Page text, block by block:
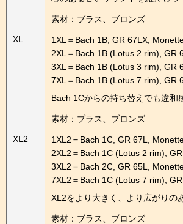
XL
素材：ブラス、ブロンズ
1XL＝Bach 1B, GR 67LX,
2XL＝Bach 1B (Lotus 2 rim), GR
3XL＝Bach 1B (Lotus 3 rim), GR
7XL＝Bach 1B (Lotus 7 rim), GR
XL2
Bach 1Cからの持ち替えでも違和
素材：ブラス、ブロンズ
1XL2＝Bach 1C, GR 67L,
2XL2＝Bach 1C (Lotus 2 rim),
3XL2＝Bach 2C, GR 65L,
7XL2＝Bach 1C (Lotus 7 rim),
XL2をより大きく、より広がりの
素材：ブラス、ブロンズ